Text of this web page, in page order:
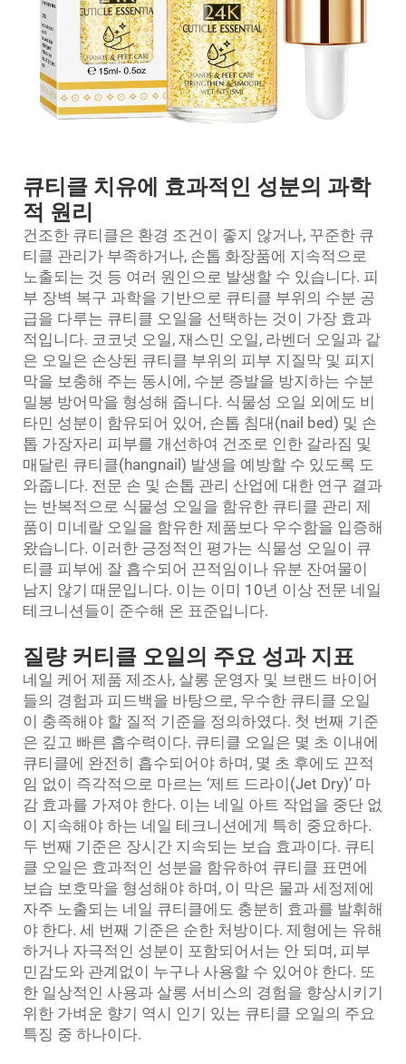
큐티클 치유에 효과적인 성분의 과학
적 원리
건조한 큐티클은 환경 조건이 좋지 않거나, 꾸준한 큐
티클 관리가 부족하거나, 손톱 화장품에 지속적으로
노출되는 것 등 여러 원인으로 발생할 수 있습니다. 피
부 장벽 복구 과학을 기반으로 큐티클 부위의 수분 공
급을 다루는 큐티클 오일을 선택하는 것이 가장 효과
적입니다. 코코넛 오일, 재스민 오일, 라벤더 오일과 같
은 오일은 손상된 큐티클 부위의 피부 지질막 및 피지
막을 보충해 주는 동시에, 수분 증발을 방지하는 수분
밀봉 방어막을 형성해 줍니다. 식물성 오일 외에도 비
타민 성분이 함유되어 있어, 손톱 침대(nail bed) 및 손
톱 가장자리 피부를 개선하여 건조로 인한 갈라짐 및
매달린 큐티클(hangnail) 발생을 예방할 수 있도록 도
와줍니다. 전문 손 및 손톱 관리 산업에 대한 연구 결과
는 반복적으로 식물성 오일을 함유한 큐티클 관리 제
품이 미네랄 오일을 함유한 제품보다 우수함을 입증해
왔습니다. 이러한 긍정적인 평가는 식물성 오일이 큐
티클 피부에 잘 흡수되어 끈적임이나 유분 잔여물이
남지 않기 때문입니다. 이는 이미 10년 이상 전문 네일
테크니션들이 준수해 온 표준입니다.
질량 커티클 오일의 주요 성과 지표
네일 케어 제품 제조사, 살롱 운영자 및 브랜드 바이어
들의 경험과 피드백을 바탕으로, 우수한 큐티클 오일
이 충족해야 할 질적 기준을 정의하였다. 첫 번째 기준
은 깊고 빠른 흡수력이다. 큐티클 오일은 몇 초 이내에
큐티클에 완전히 흡수되어야 하며, 몇 초 후에도 끈적
임 없이 즉각적으로 마르는 ‘제트 드라이(Jet Dry)’ 마
감 효과를 가져야 한다. 이는 네일 아트 작업을 중단 없
이 지속해야 하는 네일 테크니션에게 특히 중요하다.
두 번째 기준은 장시간 지속되는 보습 효과이다. 큐티
클 오일은 효과적인 성분을 함유하여 큐티클 표면에
보습 보호막을 형성해야 하며, 이 막은 물과 세정제에
자주 노출되는 네일 큐티클에도 충분히 효과를 발휘해
야 한다. 세 번째 기준은 순한 처방이다. 제형에는 유해
하거나 자극적인 성분이 포함되어서는 안 되며, 피부
민감도와 관계없이 누구나 사용할 수 있어야 한다. 또
한 일상적인 사용과 살롱 서비스의 경험을 향상시키기
위한 가벼운 향기 역시 인기 있는 큐티클 오일의 주요
특징 중 하나이다.